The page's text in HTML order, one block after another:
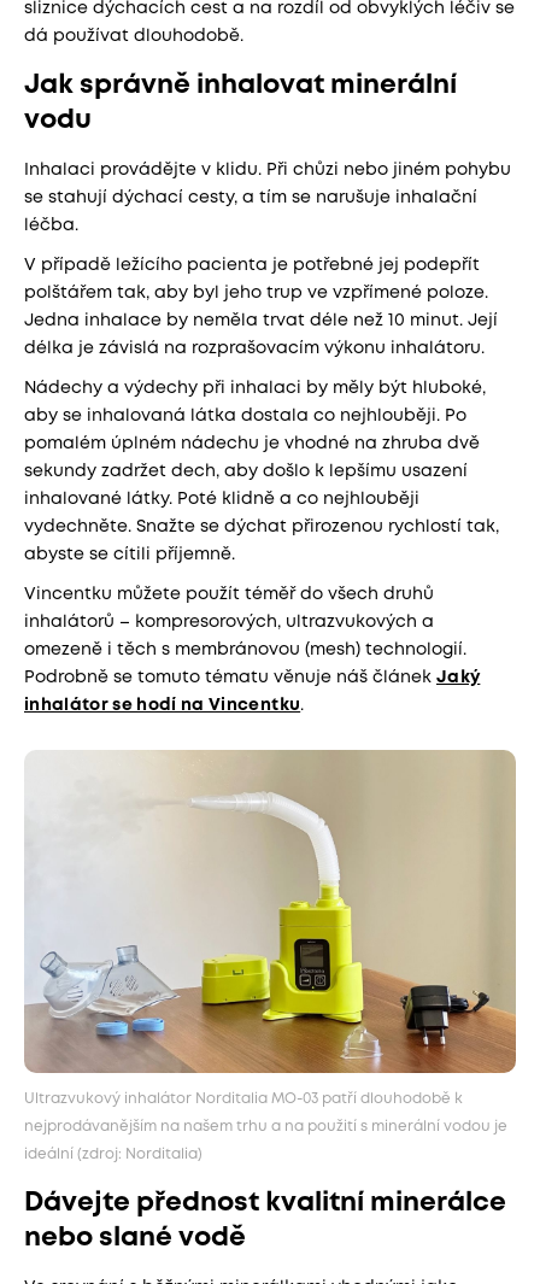
sliznice dýchacích cest a na rozdíl od obvyklých léčiv se
dá používat dlouhodobě.
Jak správně inhalovat minerální
vodu
Inhalaci provádějte v klidu. Při chůzi nebo jiném pohybu
se stahují dýchací cesty, a tím se narušuje inhalační
léčba.
V případě ležícího pacienta je potřebné jej podepřít
polštářem tak, aby byl jeho trup ve vzpřímené poloze.
Jedna inhalace by neměla trvat déle než 10 minut. Její
délka je závislá na rozprašovacím výkonu inhalátoru.
Nádechy a výdechy při inhalaci by měly být hluboké,
aby se inhalovaná látka dostala co nejhlouběji. Po
pomalém úplném nádechu je vhodné na zhruba dvě
sekundy zadržet dech, aby došlo k lepšímu usazení
inhalované látky. Poté klidně a co nejhlouběji
vydechněte. Snažte se dýchat přirozenou rychlostí tak,
abyste se cítili příjemně.
Vincentku můžete použít téměř do všech druhů
inhalátorů – kompresorových, ultrazvukových a
omezeně i těch s membránovou (mesh) technologií.
Podrobně se tomuto tématu věnuje náš článek Jaký
inhalátor se hodí na Vincentku.
Ultrazvukový inhalátor Norditalia MO-03 patří dlouhodobě k
nejprodávanějším na našem trhu a na použití s minerální vodou je
ideální (zdroj: Norditalia)
Dávejte přednost kvalitní minerálce
nebo slané vodě